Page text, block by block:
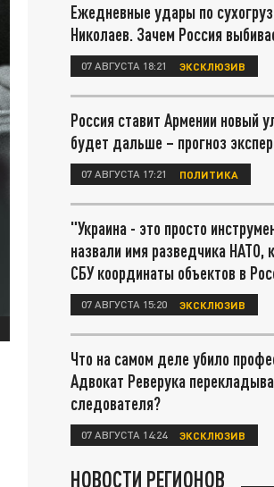
Ежедневные удары по
Николаев. Зачем Россия
07 АВГУСТА 18:21 ЭКСКЛЮЗИВ
Россия ставит Армении новый
будет дальше – прогноз
07 АВГУСТА 17:21 ПОЛИТИКА
"Украина - это просто
назвали имя разведчика НАТО,
СБУ координаты объектов в
07 АВГУСТА 15:20 ЭКСКЛЮЗИВ
Что на самом деле убило
Адвокат Реверука
следователя?
07 АВГУСТА 14:24 ЭКСКЛЮЗИВ
НОВОСТИ РЕГИОНОВ